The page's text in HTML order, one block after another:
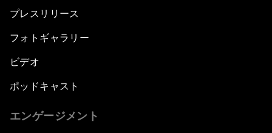
プレスリリース
フォトギャラリー
ビデオ
ポッドキャスト
エンゲージメント